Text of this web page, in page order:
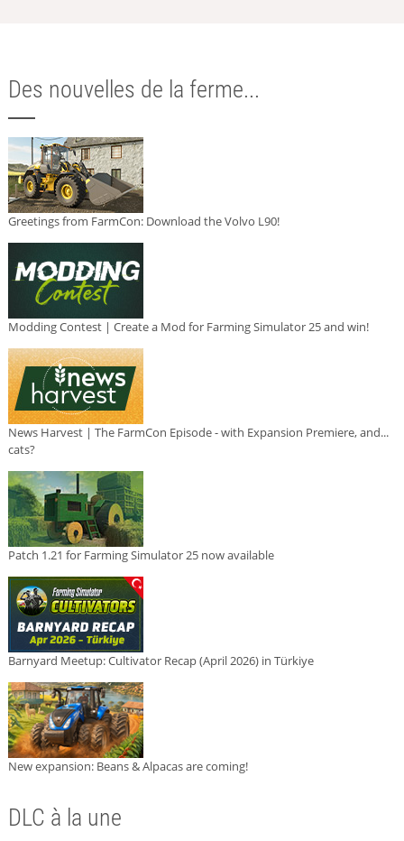
Des nouvelles de la ferme...
Greetings from FarmCon: Download the Volvo L90!
Modding Contest | Create a Mod for Farming Simulator 25 and win!
News Harvest | The FarmCon Episode - with Expansion Premiere, and...
cats?
Patch 1.21 for Farming Simulator 25 now available
Barnyard Meetup: Cultivator Recap (April 2026) in Türkiye
New expansion: Beans & Alpacas are coming!
DLC à la une